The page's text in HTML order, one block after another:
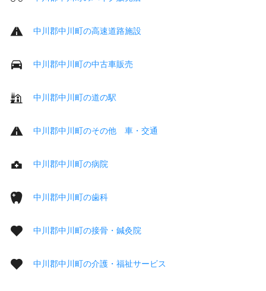
中川郡中川町の高速道路施設
中川郡中川町の中古車販売
中川郡中川町の道の駅
中川郡中川町のその他 車・交通
中川郡中川町の病院
中川郡中川町の歯科
中川郡中川町の接骨・鍼灸院
中川郡中川町の介護・福祉サービス